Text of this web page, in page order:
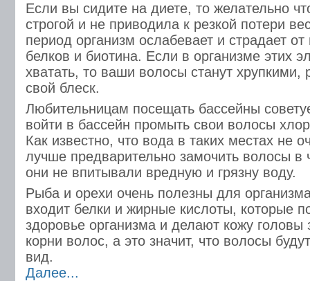
Если вы сидите на диете, то желательно
строгой и не приводила к резкой потери
период организм ослабевает и страдает от
белков и биотина. Если в организме этих
хватать, то ваши волосы станут хрупкими,
свой блеск.
Любительницам посещать бассейны
войти в бассейн промыть свои волосы
Как известно, что вода в таких местах не
лучше предварительно замочить волосы в
они не впитывали вредную и грязну воду.
Рыба и орехи очень полезны для
входит белки и жирные кислоты, которые
здоровье организма и делают кожу головы
корни волос, а это значит, что волосы
вид.
Далее...